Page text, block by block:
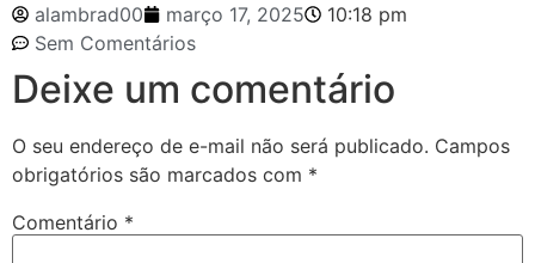
alambrad00
março 17, 2025
10:18 pm
Sem Comentários
Deixe um comentário
O seu endereço de e-mail não será publicado. Campos
obrigatórios são marcados com *
Comentário *